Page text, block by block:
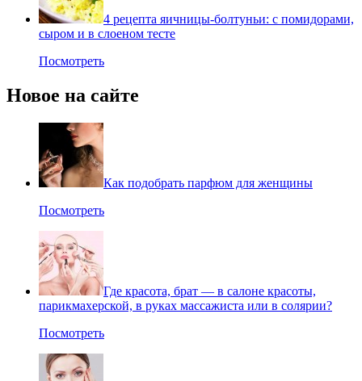
4 рецепта яичницы-болтуньи: с помидорами,
сыром и в слоеном тесте
Посмотреть
Новое на сайте
Как подобрать парфюм для женщины
Посмотреть
Где красота, брат — в салоне красоты,
парикмахерской, в руках массажиста или в солярии?
Посмотреть